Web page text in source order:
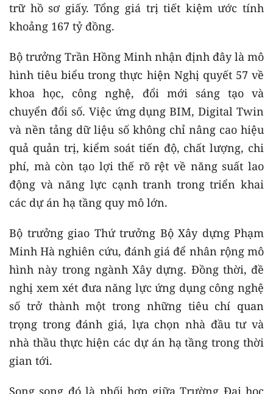
trữ hồ sơ giấy. Tổng giá trị tiết kiệm ước tính
khoảng 167 tỷ đồng.
Bộ trưởng Trần Hồng Minh nhận định đây là mô
hình tiêu biểu trong thực hiện Nghị quyết 57 về
khoa học, công nghệ, đổi mới sáng tạo và
chuyển đổi số. Việc ứng dụng BIM, Digital Twin
và nền tảng dữ liệu số không chỉ nâng cao hiệu
quả quản trị, kiểm soát tiến độ, chất lượng, chi
phí, mà còn tạo lợi thế rõ rệt về năng suất lao
động và năng lực cạnh tranh trong triển khai
các dự án hạ tầng quy mô lớn.
Bộ trưởng giao Thứ trưởng Bộ Xây dựng Phạm
Minh Hà nghiên cứu, đánh giá để nhân rộng mô
hình này trong ngành Xây dựng. Đồng thời, đề
nghị xem xét đưa năng lực ứng dụng công nghệ
số trở thành một trong những tiêu chí quan
trọng trong đánh giá, lựa chọn nhà đầu tư và
nhà thầu thực hiện các dự án hạ tầng trong thời
gian tới.
Song song đó là phối hợp giữa Trường Đại học